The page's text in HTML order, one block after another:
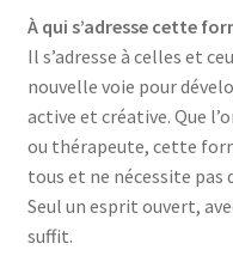
À qui s’adresse cette
Il s’adresse à celles et
nouvelle voie pour
active et créative. Que
ou thérapeute, cette
tous et ne nécessite pas
Seul un esprit ouvert,
suffit.